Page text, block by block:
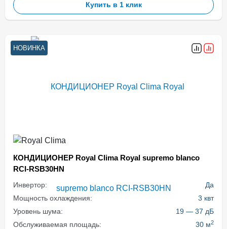
Купить в 1 клик
НОВИНКА
КОНДИЦИОНЕР Royal Clima Royal supremo blanco
RCI-RSB30HN
Инвертор:
Да
Мощность охлаждения:
3 квт
Уровень шума:
19 — 37 дБ
Обслуживаемая площадь:
30 м2